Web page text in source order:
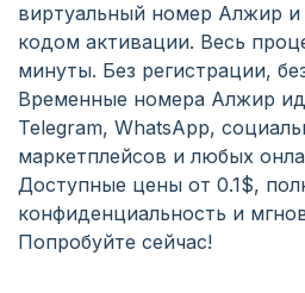
виртуальный номер Алжир
кодом активации. Весь
минуты. Без регистрации,
Временные номера Алжир
Telegram, WhatsApp,
маркетплейсов и любых
Доступные цены от 0.1$,
конфиденциальность и
Попробуйте сейчас!